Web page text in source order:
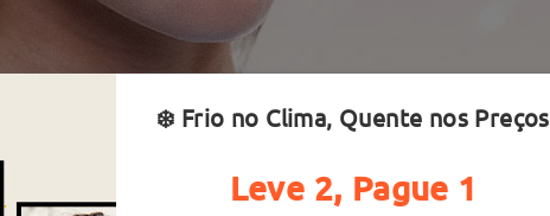
❄️ Frio no Clima, Quente nos Preços
Leve 2, Pague 1